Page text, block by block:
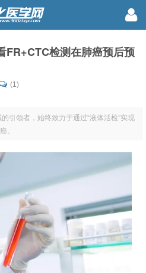
FR+CTC检测在肺癌预后预
(1)
引领者，始终致力于通过“液体活检”实现
。